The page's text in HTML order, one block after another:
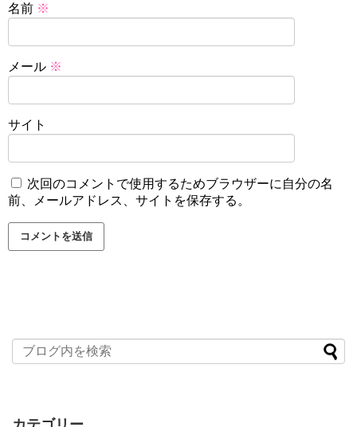
名前 ※
メール ※
サイト
次回のコメントで使用するためブラウザーに自分の名
前、メールアドレス、サイトを保存する。